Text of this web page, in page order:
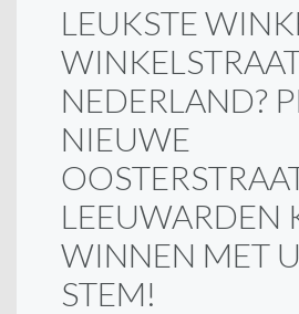
LEUKSTE
NEDERLAND?
NIEUWE
LEEUWARDEN
WINNEN MET
STEM!